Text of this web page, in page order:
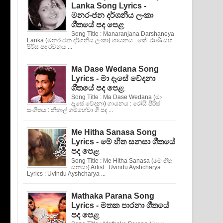
Lanka Song Lyrics -
මනරංජන දර්ශනීය ලංකා
ගීතයේ පද පෙළ
Song Title : Manaranjana Darshaneya
Lanka (මනරංජන දර්ශනීය ලංකා) ගායනය : කේ. රාණි සහ
පිරිස පද රචනය ...
Ma Dase Wedana Song
Lyrics - මා දෑසේ වේදනා
ගීතයේ පද පෙළ
Song Title : Ma Dase Wedana (මා
දෑසේ වේදනා) ගායනය : රෝයි පිරිස්
සංගිතය : නිහාල් ගම්හේවා ගී පද ...
Me Hitha Sanasa Song
Lyrics - මේ හිත සනසා ගීතයේ
පද පෙළ
Song Title : Me Hitha Sanasa (මේ හිත
සනසා) Artist : Uvindu Ayshcharya
Lyrics : Uvindu Ayshcharya ...
Mathaka Parana Song
Lyrics - මතක පාරනා ගීතයේ
පද පෙළ